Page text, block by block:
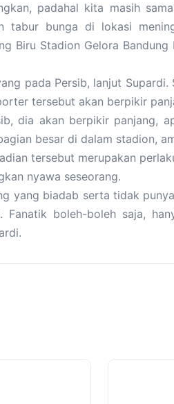
padahal kita masih
tabur bunga di lokasi
Biru Stadion Gelora Bandung
pada Persib, lanjut
tersebut akan berpikir
dia akan berpikir panjang,
besar di dalam stadion,
tersebut merupakan
nyawa seseorang.
yang biadab serta tidak
Fanatik boleh-boleh saja,